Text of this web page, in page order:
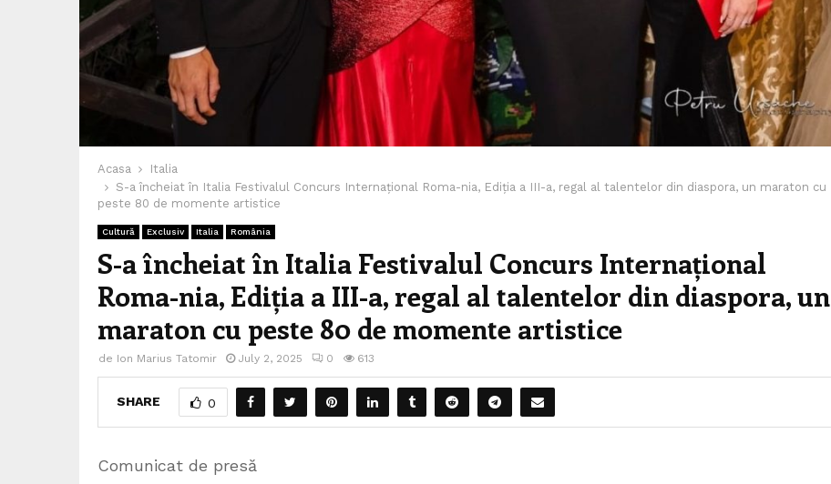
Acasa
Italia
S-a încheiat în Italia Festivalul Concurs Internațional Roma-nia, Ediția a III-a, regal al talentelor din diaspora, un maraton cu
peste 80 de momente artistice
Cultură Exclusiv Italia România
S-a încheiat în Italia Festivalul Concurs Internațional
Roma-nia, Ediția a III-a, regal al talentelor din diaspora, un
maraton cu peste 80 de momente artistice
de Ion Marius Tatomir July 2, 2025 0 613
SHARE 0
Comunicat de presă